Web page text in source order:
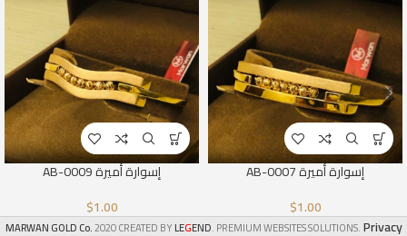
إسوارة أميرة AB-0007
$1.00
إسوارة أميرة AB-0009
$1.00
MARWAN GOLD Co.2020 CREATED BYLEGEND. PREMIUM WEBSITES SOLUTIONS.Privacy